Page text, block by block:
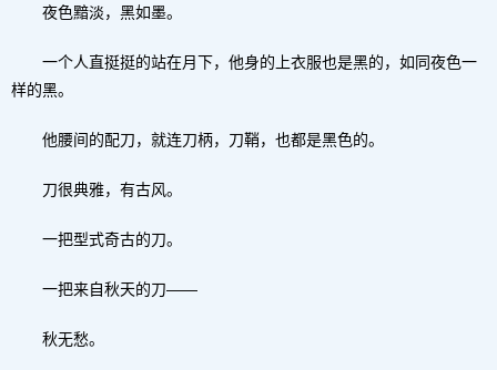
夜色黯淡，黑如墨。
一个人直挺挺的站在月下，他身的上衣服也是黑的，如同夜色一
样的黑。
他腰间的配刀，就连刀柄，刀鞘，也都是黑色的。
刀很典雅，有古风。
一把型式奇古的刀。
一把来自秋天的刀——
秋无愁。